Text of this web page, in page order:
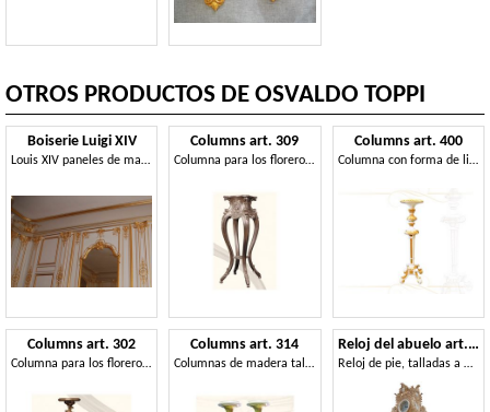
OTROS PRODUCTOS DE OSVALDO TOPPI
Boiserie Luigi XIV
Louis XIV paneles de madera, con tallas de hojas de oro
Columns art. 302
Columna para los floreros, de estilo barroco
Columns art. 309
Columna para los floreros, hecha de madera de tilo, estilo Luis XV
Columns art. 314
Columnas de madera tallada a mano, acabados en oro y marfil
Columns art. 400
Columna con forma de linterna, estilo Regency
Reloj del abuelo art. 083
Reloj de pie, talladas a mano, para habitaciones de lujo